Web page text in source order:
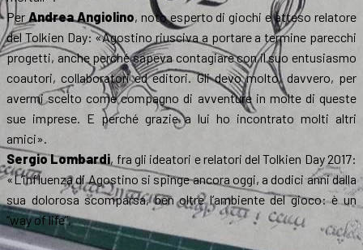
Per Andrea Angiolino, noto esperto di giochi e atteso relatore
del Tolkien Day: «Agostino riusciva a portare a termine parecchi
progetti, anche perché sapeva contagiare con il suo entusiasmo
coautori, collaboratori ed editori. Gli devo molto, davvero, per
avermi scelto come compagno di avventure in molte di queste
sue imprese. E perché grazie a lui ho incontrato molti altri
amici».
Sergio Lombardi, fra gli ideatori e relatori del Tolkien Day 2017:
«L’influenza di Agostino si spinge ancora oggi, a dodici anni dalla
sua dolorosa scomparsa, ben oltre l’ambiente del gioco: è un
“way of life”,